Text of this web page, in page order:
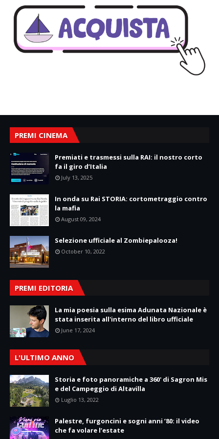
PREMI CINEMA
Premiati e trasmessi sulla RAI: il nostro corto
fa il giro d’Italia
July 13, 2025
In onda su Rai STORIA: cortometraggio contro
la mafia
August 09, 2024
Selezione ufficiale al Zombiepalooza!
October 10, 2022
PREMI EDITORIA
La mia poesia sulla esima Adunata Nazionale è
stata inserita all'interno del libro ufficiale
June 17, 2024
L'ULTIMO ANNO
Storia e foto panoramiche a 360' di Sagron Mis
e del Campeggio di Altavilla
Luglio 13, 2022
Palestre, furgoncini e sogni anni ’80: il video
che fa volare l’estate